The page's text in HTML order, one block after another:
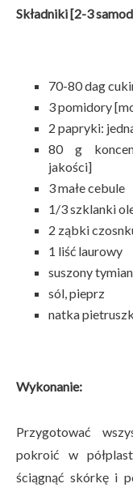
Składniki [2-3
70-80 dag
3 pomidory
2 papryki:
80 g
jakości]
3 małe cebule
1/3 szklanki
2 ząbki
1 liść laurowy
suszony
sól, pieprz
natka
Wykonanie:
Przygotować
pokroić w
ściągnąć skórkę i